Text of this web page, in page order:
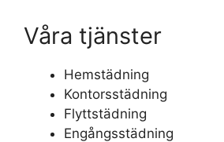
Våra tjänster
Hemstädning
Kontorsstädning
Flyttstädning
Engångsstädning